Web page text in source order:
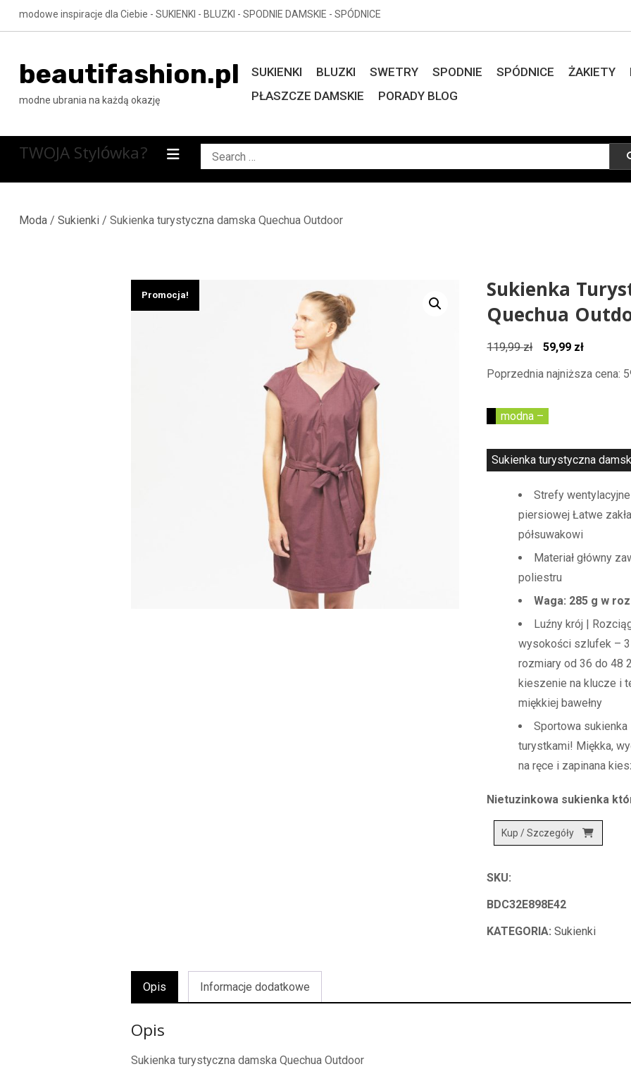
Skip
to
modowe inspiracje dla Ciebie - SUKIENKI - BLUZKI - SPODNIE DAMSKIE - SPÓDNICE
beautifashion.pl
modne ubrania na każdą okazję
SUKIENKI BLUZKI SWETRY SPODNIE SPÓDNICE ŻAKIETY
PŁASZCZE DAMSKIE
PORADY BLOG
TWOJA Stylówka?
Search
for:
Moda/ Sukienki/ Sukienka turystyczna damska Quechua Outdoor
Promocja!
Sukienka
Quechua
119,99zł
Pierwotna
cena
119,99 zł.
59,99 złAktualna
Poprzednia najniższa cena:
modna –
Sukienka turystyczna
Strefy
piersiowej Łatwe
półsuwakowi
Materiał główny
poliestru
Waga: 285 g w
Luźny krój |
wysokości szlufek –
rozmiary od 36 do 48
kieszenie na klucze i
miękkiej bawełny
Sportowa
turystkami! Miękka,
na ręce i zapinana
Nietuzinkowa sukienka
Kup / Szczegóły
SKU:
BDC32E898E42
KATEGORIA:Sukienki
Opis Informacje dodatkowe
Opis
Sukienka turystyczna damska Quechua Outdoor